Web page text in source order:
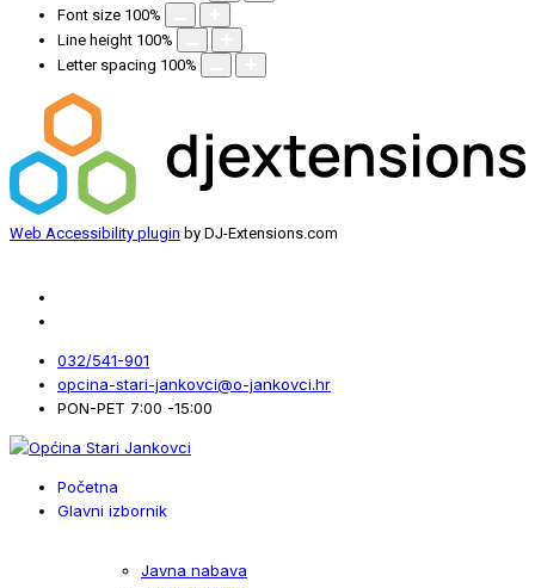
Font size 100%
Line height 100%
Letter spacing 100%
Web Accessibility plugin by DJ-Extensions.com
032/541-901
opcina-stari-jankovci@o-jankovci.hr
PON-PET 7:00 -15:00
Početna
Glavni izbornik
Javna nabava